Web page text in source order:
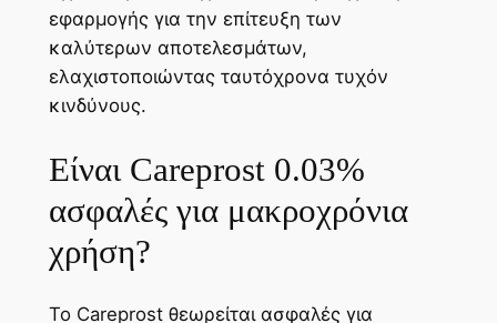
εφαρμογής για την επίτευξη των
καλύτερων αποτελεσμάτων,
ελαχιστοποιώντας ταυτόχρονα τυχόν
κινδύνους.
Είναι Careprost 0.03%
ασφαλές για μακροχρόνια
χρήση?
Το Careprost θεωρείται ασφαλές για